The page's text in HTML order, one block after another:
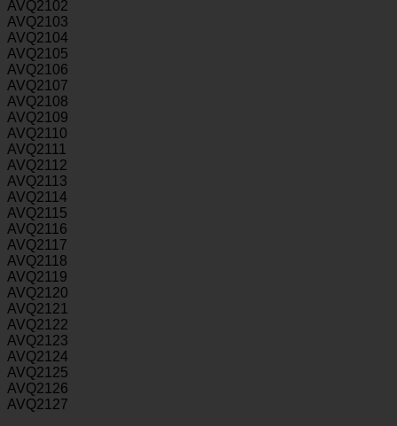
AVQ2102
AVQ2103
AVQ2104
AVQ2105
AVQ2106
AVQ2107
AVQ2108
AVQ2109
AVQ2110
AVQ2111
AVQ2112
AVQ2113
AVQ2114
AVQ2115
AVQ2116
AVQ2117
AVQ2118
AVQ2119
AVQ2120
AVQ2121
AVQ2122
AVQ2123
AVQ2124
AVQ2125
AVQ2126
AVQ2127